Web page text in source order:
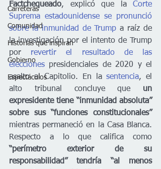
Carreteras
Comunidad
Historias que inspiran
Gobierno
Espectáculos
Factchequeado, explicó que la Corte
Suprema estadounidense se pronunció
sobre la inmunidad de Trump a raíz de
la investigación por el intento de Trump
por revertir el resultado de las
elecciones presidenciales de 2020 y el
asalto al Capitolio. En la sentencia, el
alto tribunal concluye que un
expresidente tiene “inmunidad absoluta”
sobre sus “funciones constitucionales”
mientras permaneció en la Casa Blanca.
“perímetro exterior de su
responsabilidad” tendría “al menos